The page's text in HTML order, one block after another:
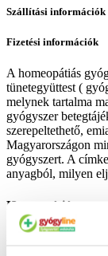
Szállítási információk
Fizetési információk
A homeopátiás
tünetegyüttest (
melynek tartalma
gyógyszer
szerepeltethető,
Magyarországon
gyógyszert. A
anyagból, milyen
Homeopátiás szer
A homeopátia